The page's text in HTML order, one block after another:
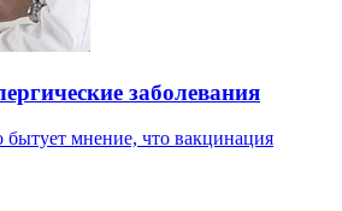
заболевания
бытует мнение, что вакцинация